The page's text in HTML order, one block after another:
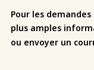
Pour les
plus amples
ou envoyer un